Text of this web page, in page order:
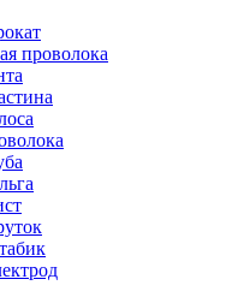
проволока